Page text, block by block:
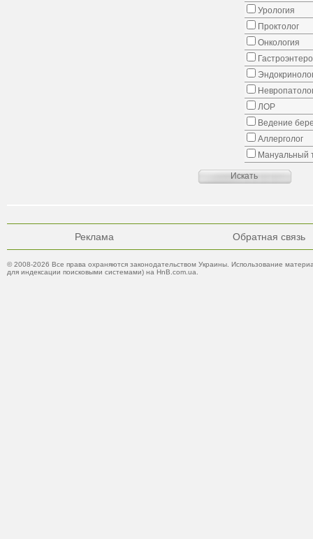
Урология
Проктолог
Онкология
ЛОР
Ведение
Аллерголог
Мануальный
Реклама Обратная связь
© 2008-2026 Все права охраняются законодательством Украины. Использование
для индексации поисковыми системами) на HnB.com.ua.